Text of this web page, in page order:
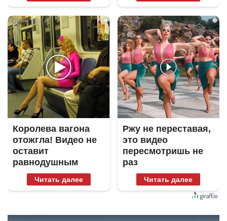
i
Королева вагона
отожгла! Видео не
оставит
равнодушным
Читать далее
i
Ржу не переставая,
это видео
пересмотришь не
раз
Читать далее